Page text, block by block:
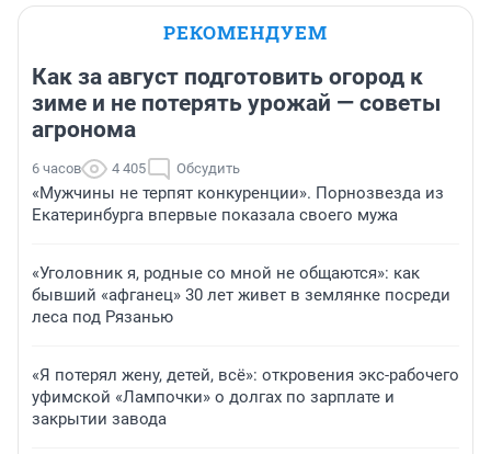
РЕКОМЕНДУЕМ
Как за август подготовить огород к
зиме и не потерять урожай — советы
агронома
6 часов 4 405 Обсудить
«Мужчины не терпят конкуренции». Порнозвезда из
Екатеринбурга впервые показала своего мужа
«Уголовник я, родные со мной не общаются»: как
бывший «афганец» 30 лет живет в землянке посреди
леса под Рязанью
«Я потерял жену, детей, всё»: откровения экс-рабочего
уфимской «Лампочки» о долгах по зарплате и
закрытии завода